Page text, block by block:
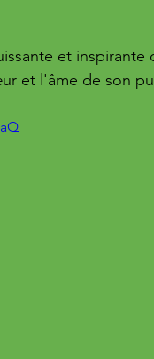
et inspirante
et l'âme de son